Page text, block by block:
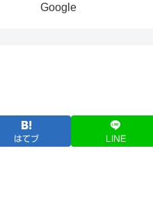
Google
はてブ LINE